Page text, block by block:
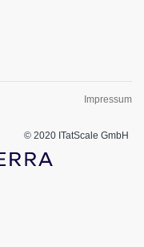
Impressum
© 2020 ITatScale GmbH